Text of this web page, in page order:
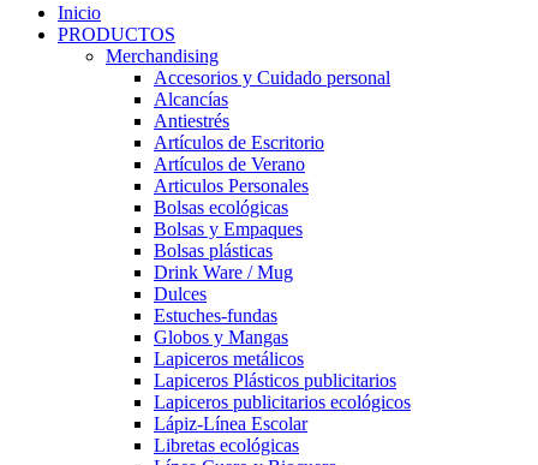
Inicio
PRODUCTOS
Merchandising
Accesorios y Cuidado personal
Alcancías
Antiestrés
Artículos de Escritorio
Artículos de Verano
Articulos Personales
Bolsas ecológicas
Bolsas y Empaques
Bolsas plásticas
Drink Ware / Mug
Dulces
Estuches-fundas
Globos y Mangas
Lapiceros metálicos
Lapiceros Plásticos publicitarios
Lapiceros publicitarios ecológicos
Lápiz-Línea Escolar
Libretas ecológicas